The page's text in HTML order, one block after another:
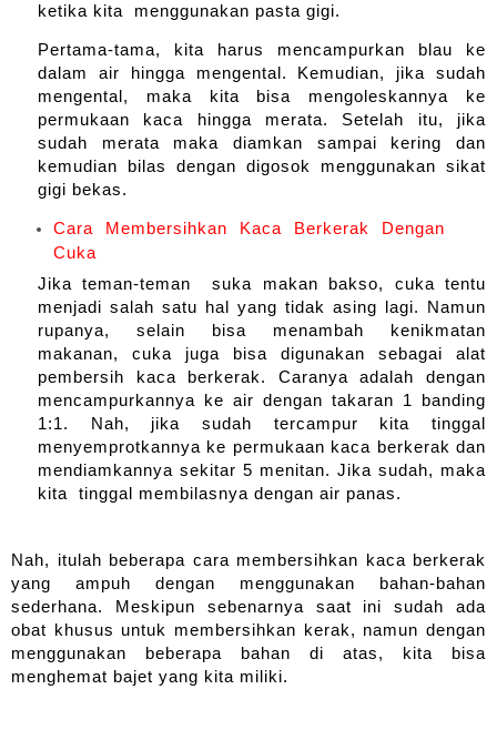
ketika kita  menggunakan pasta gigi.
Pertama-tama, kita harus mencampurkan blau ke
dalam air hingga mengental. Kemudian, jika sudah
mengental, maka kita bisa mengoleskannya ke
permukaan kaca hingga merata. Setelah itu, jika
sudah merata maka diamkan sampai kering dan
kemudian bilas dengan digosok menggunakan sikat
gigi bekas.
Cara Membersihkan Kaca Berkerak Dengan
Cuka
Jika teman-teman  suka makan bakso, cuka tentu
menjadi salah satu hal yang tidak asing lagi. Namun
rupanya, selain bisa menambah kenikmatan
makanan, cuka juga bisa digunakan sebagai alat
pembersih kaca berkerak. Caranya adalah dengan
mencampurkannya ke air dengan takaran 1 banding
1:1. Nah, jika sudah tercampur kita tinggal
menyemprotkannya ke permukaan kaca berkerak dan
mendiamkannya sekitar 5 menitan. Jika sudah, maka
kita  tinggal membilasnya dengan air panas.
Nah, itulah beberapa cara membersihkan kaca berkerak
yang ampuh dengan menggunakan bahan-bahan
sederhana. Meskipun sebenarnya saat ini sudah ada
obat khusus untuk membersihkan kerak, namun dengan
menggunakan beberapa bahan di atas, kita bisa
menghemat bajet yang kita miliki.